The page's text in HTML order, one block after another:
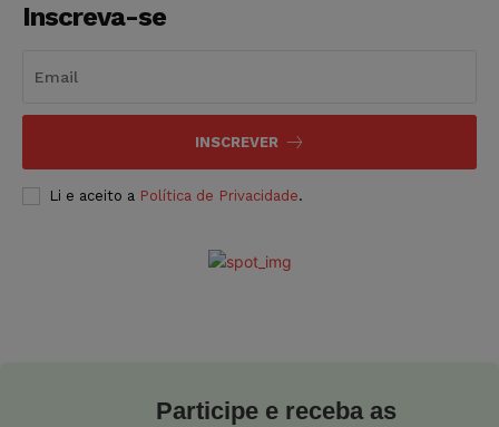
Inscreva-se
INSCREVER
Li e aceito a Política de Privacidade.
Participe e receba as